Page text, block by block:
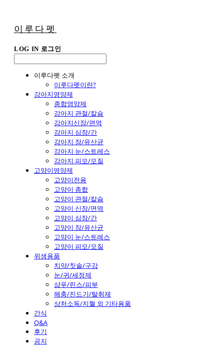
이루다펫
LOG IN 로그인
이루다펫 소개
이루다펫이란?
강아지영양제
종합영양제
강아지 관절/칼슘
강아지신장/면역
강아지 심장/간
강아지 장/유산균
강아지 눈/스트레스
강아지 피모/모질
고양이영양제
고양이전용
고양이 종합
고양이 관절/칼슘
고양이 신장/면역
고양이 심장/간
고양이 장/유산균
고양이 눈/스트레스
고양이 피모/모질
위생용품
치약/칫솔/구강
눈/귀/세정제
샴푸/린스/피부
해충/진드기/탈취제
상처소독/지혈 외 기타용품
간식
Q&A
후기
공지